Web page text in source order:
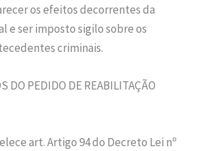
os efeitos decorrentes da
e ser imposto sigilo sobre os
criminais.
DO PEDIDO DE REABILITAÇÃO
art. Artigo 94 do Decreto Lei nº